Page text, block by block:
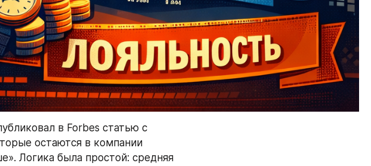
в Forbes статью с
остаются в компании
Логика была простой: средняя